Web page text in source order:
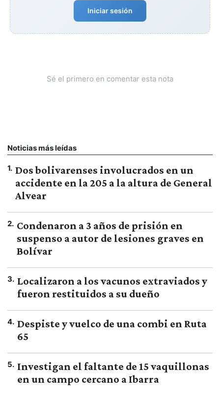
Iniciar sesión
Sé el primero en comentar esta nota
Noticias más leídas
1. Dos bolivarenses involucrados en un
accidente en la 205 a la altura de General
Alvear
2. Condenaron a 3 años de prisión en
suspenso a autor de lesiones graves en
Bolívar
3. Localizaron a los vacunos extraviados y
fueron restituidos a su dueño
4. Despiste y vuelco de una combi en Ruta
65
5. Investigan el faltante de 15 vaquillonas
en un campo cercano a Ibarra